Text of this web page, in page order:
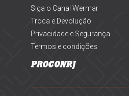
Siga o Canal Wermar
Troca e Devolução
Privacidade e Segurança
Termos e condições